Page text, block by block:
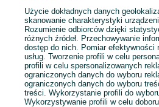
Użycie dokładnych danych
skanowanie charakterystyki
Rozumienie odbiorców dzięki
różnych źródeł. Przechowywanie
dostęp do nich. Pomiar efektywności
usług. Tworzenie profili w celu
profili w celu spersonalizowanych
ograniczonych danych do wyboru
ograniczonych danych do wyboru
treści. Wykorzystanie profili do
Wykorzystywanie profili w celu